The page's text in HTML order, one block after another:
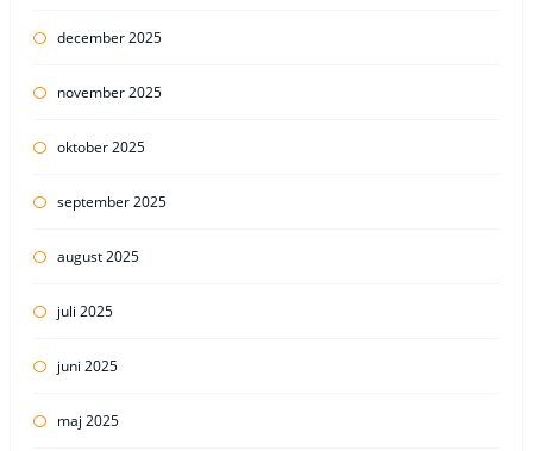
december 2025
november 2025
oktober 2025
september 2025
august 2025
juli 2025
juni 2025
maj 2025